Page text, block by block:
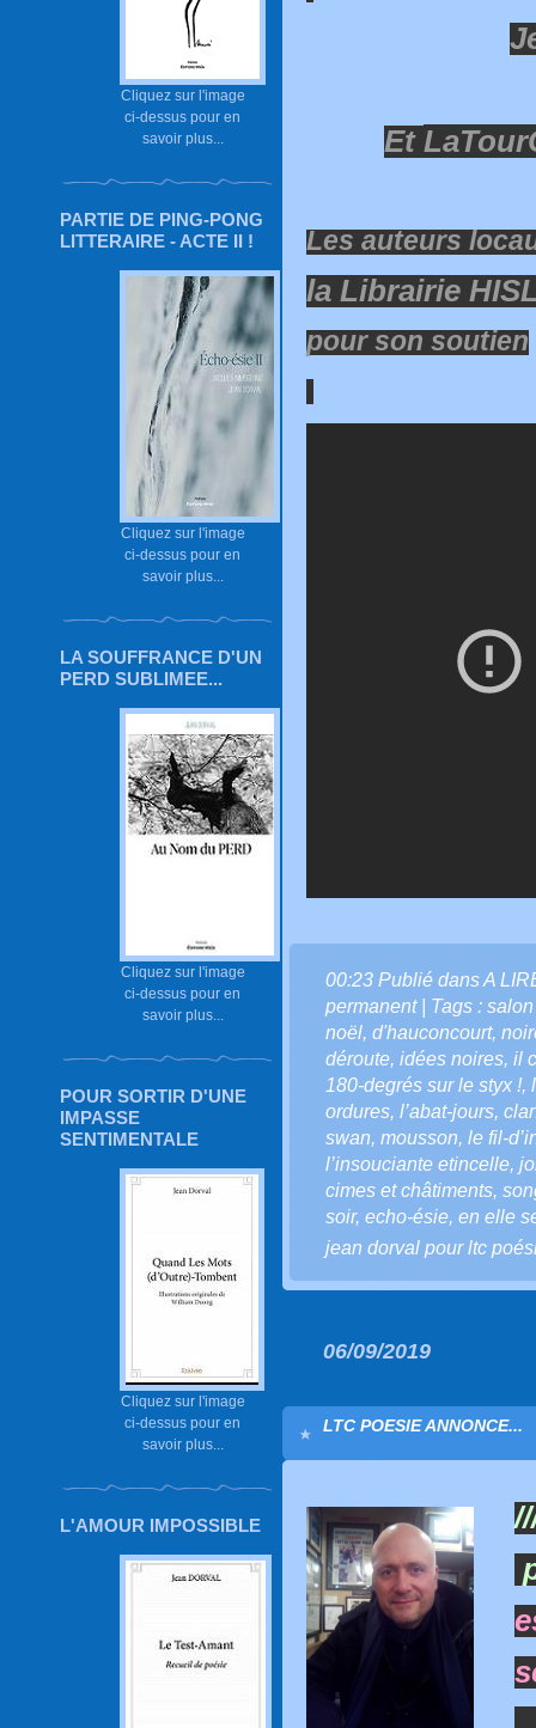
Cliquez sur l'image
ci-dessus pour en
savoir plus...
PARTIE DE PING-PONG
LITTERAIRE - ACTE II !
Cliquez sur l'image
ci-dessus pour en
savoir plus...
LA SOUFFRANCE D'UN
PERD SUBLIMEE...
Cliquez sur l'image
ci-dessus pour en
savoir plus...
POUR SORTIR D'UNE
IMPASSE
SENTIMENTALE
Cliquez sur l'image
ci-dessus pour en
savoir plus...
L'AMOUR IMPOSSIBLE
Et
Les auteurs
la Librairie
pour son soutien
00:23 Publié dansA
permanent| Tags :
noël, d'hauconcourt,
déroute, idées noires, il
180-degrés sur le styx !,
ordures, l’abat-jours,
swan, mousson, le fil-
l’insouciante etincelle,
cimes et châtiments,
soir, echo-ésie, en elle
jean dorval pour ltc
06/09/2019
LTC POESIE ANNONCE...